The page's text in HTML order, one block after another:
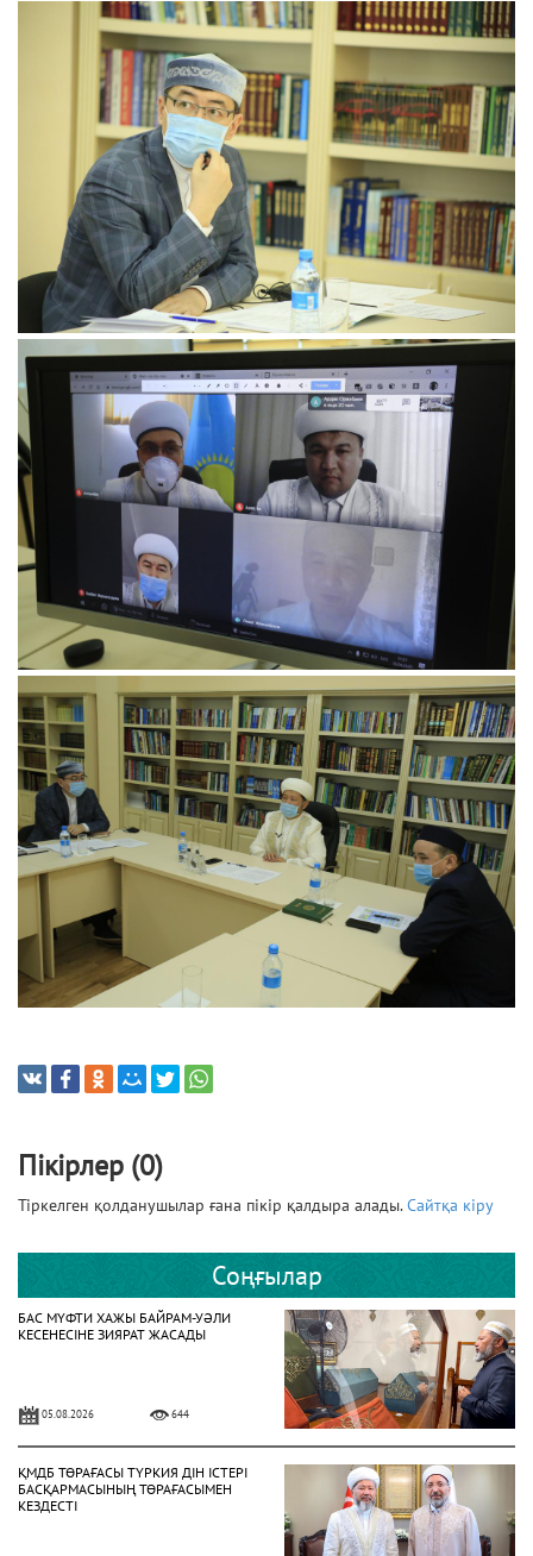
Пікірлер (0)
Тіркелген қолданушылар ғана пікір қалдыра алады.Сайтқа кіру
Соңғылар
БАС МҮФТИ ХАЖЫ БАЙРАМ-УӘЛИ
КЕСЕНЕСІНЕ ЗИЯРАТ ЖАСАДЫ
05.08.2026 644
ҚМДБ ТӨРАҒАСЫ ТҮРКИЯ ДІН ІСТЕРІ
БАСҚАРМАСЫНЫҢ ТӨРАҒАСЫМЕН
КЕЗДЕСТІ